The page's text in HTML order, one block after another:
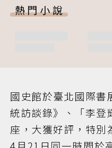
熱門小說
國史館於臺北國際書
統訪談錄》、「李登
座，大獲好評，特別